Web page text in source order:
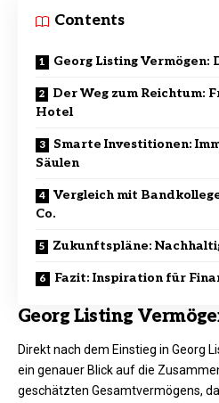
Contents
Georg Listing Vermögen:
Der Weg zum Reichtum:
Hotel
Smarte Investitionen:
Säulen
Vergleich mit
Co.
Zukunftspläne:
Fazit: Inspiration für
Georg Listing
Direkt nach dem Einstieg in Georg
ein genauer Blick auf die
geschätzten Gesamtvermögens,